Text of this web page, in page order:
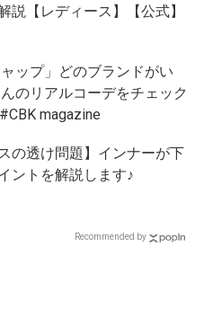
説【レディース】【公式】
ャップ」どのブランドがい
のリアルコーデをチェック
magazine
の透け問題】インナーが下
ントを解説します♪
Recommended by